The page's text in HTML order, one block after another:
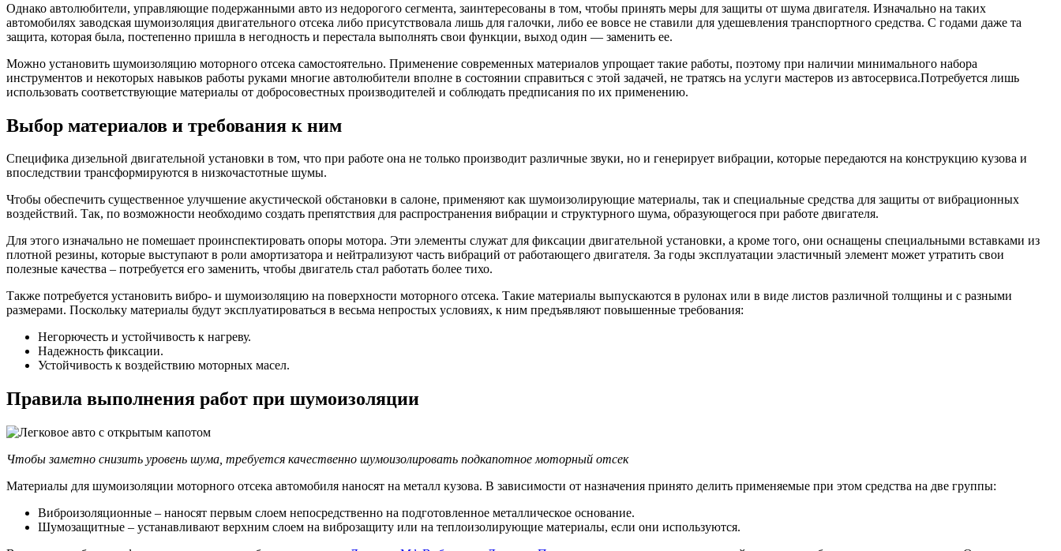
Однако автолюбители, управляющие подержанными авто из недорогого сегмента, заинтересованы в том, чтобы принять меры для защиты от шума двигателя. Изначально на таких
автомобилях заводская шумоизоляция двигательного отсека либо присутствовала лишь для галочки, либо ее вовсе не ставили для удешевления транспортного средства. С годами даже та
защита, которая была, постепенно пришла в негодность и перестала выполнять свои функции, выход один — заменить ее.
Можно установить шумоизоляцию моторного отсека самостоятельно. Применение современных материалов упрощает такие работы, поэтому при наличии минимального набора
инструментов и некоторых навыков работы руками многие автолюбители вполне в состоянии справиться с этой задачей, не тратясь на услуги мастеров из автосервиса.Потребуется лишь
использовать соответствующие материалы от добросовестных производителей и соблюдать предписания по их применению.
Выбор материалов и требования к ним
Специфика дизельной двигательной установки в том, что при работе она не только производит различные звуки, но и генерирует вибрации, которые передаются на конструкцию кузова и
впоследствии трансформируются в низкочастотные шумы.
Чтобы обеспечить существенное улучшение акустической обстановки в салоне, применяют как шумоизолирующие материалы, так и специальные средства для защиты от вибрационных
воздействий. Так, по возможности необходимо создать препятствия для распространения вибрации и структурного шума, образующегося при работе двигателя.
Для этого изначально не помешает проинспектировать опоры мотора. Эти элементы служат для фиксации двигательной установки, а кроме того, они оснащены специальными вставками из
плотной резины, которые выступают в роли амортизатора и нейтрализуют часть вибраций от работающего двигателя. За годы эксплуатации эластичный элемент может утратить свои
полезные качества – потребуется его заменить, чтобы двигатель стал работать более тихо.
Также потребуется установить вибро- и шумоизоляцию на поверхности моторного отсека. Такие материалы выпускаются в рулонах или в виде листов различной толщины и с разными
размерами. Поскольку материалы будут эксплуатироваться в весьма непростых условиях, к ним предъявляют повышенные требования:
Негорючесть и устойчивость к нагреву.
Надежность фиксации.
Устойчивость к воздействию моторных масел.
Правила выполнения работ при шумоизоляции
Чтобы заметно снизить уровень шума, требуется качественно шумоизолировать подкапотное моторный отсек
Материалы для шумоизоляции моторного отсека автомобиля наносят на металл кузова. В зависимости от назначения принято делить применяемые при этом средства на две группы:
Виброизоляционные – наносят первым слоем непосредственно на подготовленное металлическое основание.
Шумозащитные – устанавливают верхним слоем на виброзащиту или на теплоизолирующие материалы, если они используются.